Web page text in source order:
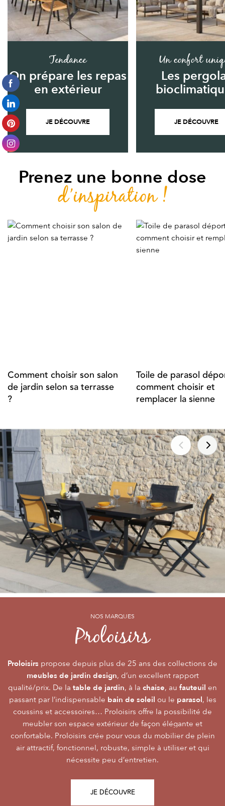
Tendance
On prépare les repas
en extérieur
JE DÉCOUVRE
Un confort
Les
JE DÉCOUVRE
Prenez une bonne dose
d’inspiration !
Comment choisir son salon
de jardin selon sa terrasse
?
Toile de parasol
comment choisir et
remplacer la sienne
NOS MARQUES
Proloisirs
Proloisirs propose depuis plus de 25 ans des collections de
meubles de jardin design, d’un excellent rapport
qualité/prix. De la table de jardin, à la chaise, au fauteuil en
passant par l’indispensable bain de soleil ou le parasol, les
coussins et accessoires… Proloisirs offre la possibilité de
meubler son espace extérieur de façon élégante et
confortable. Proloisirs crée pour vous du mobilier de plein
air attractif, fonctionnel, robuste, simple à utiliser et qui
nécessite peu d’entretien.
JE DÉCOUVRE
NOS MARQUES
Océoby PROLOISIRS
Océocrée dumobilier Premium, pour vivre l’extérieur avec
raffinement et participer de façon inoubliable aux grandes
émotions de la vie. Le mobilier Océo, de par la qualité de
ses différents matériaux et de sa fabrication, se joue des
frontières d’usage. Voir sonextérieurcomme une pièce à
part entière nécessite du style et le soin des détails.
L’illustration Océo passe par la qualité desplateaux
Trespa® qui équipent en exclusivité de nombreusestables
de jardinpour un plaisir d’usage durable.
JE DÉCOUVRE
NOS MARQUES
Alizéby PROLOISIRS
Alizéest LA marque du mobilier de jardin contemporain
dont la conception et l’accessibilité du prixfont qu’elle
s’adresse au plus grand nombre.
Le mobilier d’extérieur Alizé apporte un souffle bien
agréable empreint de style, fonctionnalité, facilité
d’utilisation, prix, pour des instantsRepas, Salon,Détente
Alizé est créée pour bien vivre dehors, dans la joie, la
modernité, la simplicité, le plaisir d’être ensemble !
JE DÉCOUVRE